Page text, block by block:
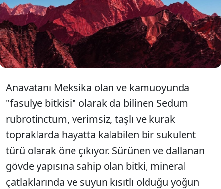
uyum yeteneği ve güneş ışığına bağlı olarak
yeşilden kırmızıya dönen yaprak yapısıyla
botanik ve peyzaj dünyasında inceleniyor.
Anavatanı Meksika olan ve kamuoyunda
"fasulye bitkisi" olarak da bilinen Sedum
rubrotinctum, verimsiz, taşlı ve kurak
topraklarda hayatta kalabilen bir sukulent
türü olarak öne çıkıyor. Sürünen ve dallanan
gövde yapısına sahip olan bitki, mineral
çatlaklarında ve suyun kısıtlı olduğu yoğun